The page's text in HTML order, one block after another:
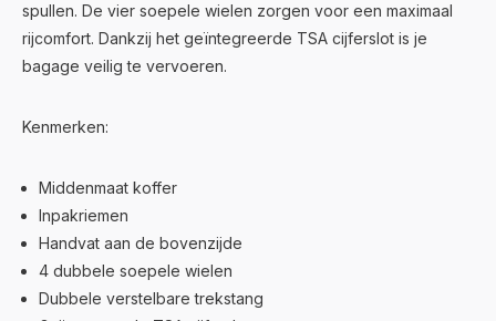
spullen. De vier soepele wielen zorgen voor een maximaal
rijcomfort. Dankzij het geïntegreerde TSA cijferslot is je
bagage veilig te vervoeren.
Kenmerken:
Middenmaat koffer
Inpakriemen
Handvat aan de bovenzijde
4 dubbele soepele wielen
Dubbele verstelbare trekstang